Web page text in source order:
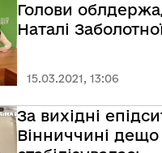
15.03.2021, 13:06
Голови
Наталі
За вихідні
Вінниччині дещо